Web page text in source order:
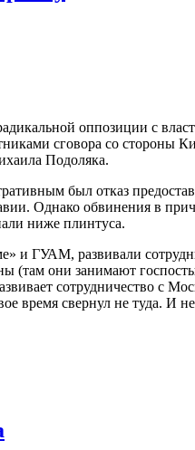
оппозиции с
сговора со стороны
Подоляка.
был отказ
Однако обвинения в
ниже плинтуса.
и ГУАМ, развивали
(там они занимают
сотрудничество с
время свернул не туда. И